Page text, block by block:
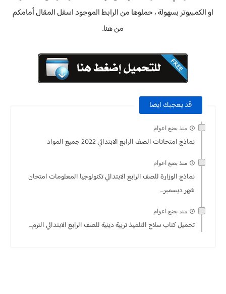
او الكمبيوتر بسهولة ، حملوها من الرابط الموجود اسفل المقال أمامكم
من هنا.
قد يعجبك ايضا
منذ بضع اعوام
نماذج امتحانات الصف الرابع الابتدائي 2022 جميع المواد
منذ بضع اعوام
نماذج الوزارة للصف الرابع الابتدائي تكنولوجيا المعلومات امتحان
شهر ديسمبر...
منذ بضع اعوام
تحميل كتاب سلاح التلميذ تربية دينية للصف الرابع الابتدائي الترم...